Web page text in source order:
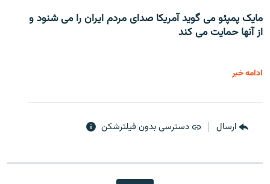
مایک پمپئو می گوید آمریکا صدای مردم ایران را می شنود و
از آنها حمایت می کند
ادامه خبر
ارسال دسترسی بدون فیلترشکن